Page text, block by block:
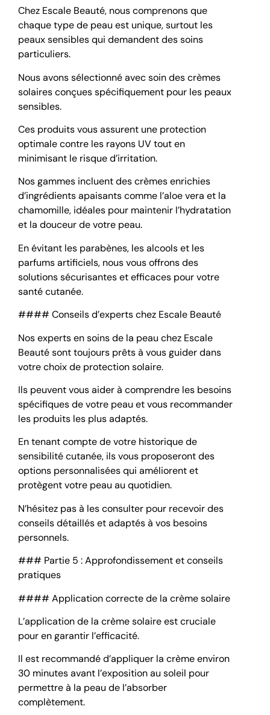
Chez Escale Beauté, nous comprenons que
chaque type de peau est unique, surtout les
peaux sensibles qui demandent des soins
particuliers.
Nous avons sélectionné avec soin des crèmes
solaires conçues spécifiquement pour les peaux
sensibles.
Ces produits vous assurent une protection
optimale contre les rayons UV tout en
minimisant le risque d’irritation.
Nos gammes incluent des crèmes enrichies
d’ingrédients apaisants comme l’aloe vera et la
chamomille, idéales pour maintenir l’hydratation
et la douceur de votre peau.
En évitant les parabènes, les alcools et les
parfums artificiels, nous vous offrons des
solutions sécurisantes et efficaces pour votre
santé cutanée.
#### Conseils d’experts chez Escale Beauté
Nos experts en soins de la peau chez Escale
Beauté sont toujours prêts à vous guider dans
votre choix de protection solaire.
Ils peuvent vous aider à comprendre les besoins
spécifiques de votre peau et vous recommander
les produits les plus adaptés.
En tenant compte de votre historique de
sensibilité cutanée, ils vous proposeront des
options personnalisées qui améliorent et
protègent votre peau au quotidien.
N’hésitez pas à les consulter pour recevoir des
conseils détaillés et adaptés à vos besoins
personnels.
### Partie 5 : Approfondissement et conseils
pratiques
#### Application correcte de la crème solaire
L’application de la crème solaire est cruciale
pour en garantir l’efficacité.
Il est recommandé d’appliquer la crème environ
30 minutes avant l’exposition au soleil pour
permettre à la peau de l’absorber
complètement.